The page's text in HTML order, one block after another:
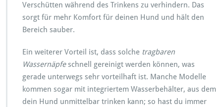
Verschütten während des Trinkens zu verhindern. Das
sorgt für mehr Komfort für deinen Hund und hält den
Bereich sauber.
Ein weiterer Vorteil ist, dass solche tragbaren
Wassernäpfeschnell gereinigt werden können, was
gerade unterwegs sehr vorteilhaft ist. Manche Modelle
kommen sogar mit integriertem Wasserbehälter, aus dem
dein Hund unmittelbar trinken kann; so hast du immer